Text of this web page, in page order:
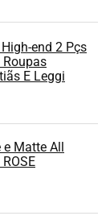
end 2 Pçs
Roupas
E Leggi
e Matte All